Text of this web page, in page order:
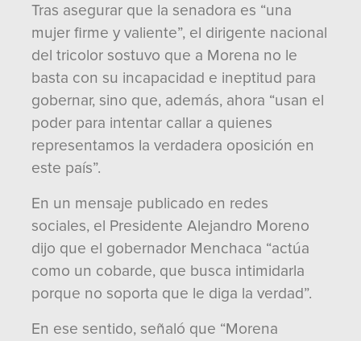
Tras asegurar que la senadora es “una
mujer firme y valiente”, el dirigente nacional
del tricolor sostuvo que a Morena no le
basta con su incapacidad e ineptitud para
gobernar, sino que, además, ahora “usan el
poder para intentar callar a quienes
representamos la verdadera oposición en
este país”.
En un mensaje publicado en redes
sociales, el Presidente Alejandro Moreno
dijo que el gobernador Menchaca “actúa
como un cobarde, que busca intimidarla
porque no soporta que le diga la verdad”.
En ese sentido, señaló que “Morena